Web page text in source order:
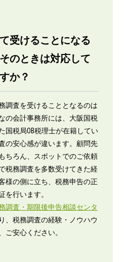
受けることになる
のときは対応して
か？
調査を受けることとなるのは
の会計事務所には、大阪国税
国税局OB税理士が在籍してい
の安心感が違います。顧問先
ちろん、スポットでのご依頼
税務調査を多数受けてきた経
様の側に立ち、税務申告の正
を行います。
調査・期限後申告相談センタ
、税務調査の経験・ノウハウ
ご安心ください。